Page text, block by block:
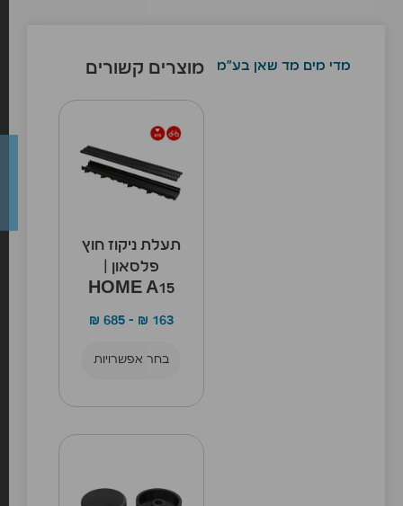
מדי מים מד שאן בע"מ מוצרים קשורים
תעלת ניקוז חוץ
פלסאון |
HOME A15
₪ 163
–
₪ 685
בחר אפשרויות